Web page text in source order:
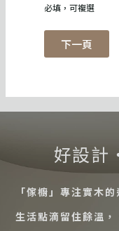
必填，可複選
下一頁
好設計
「傢櫥」專注實木
生活點滴留住餘溫